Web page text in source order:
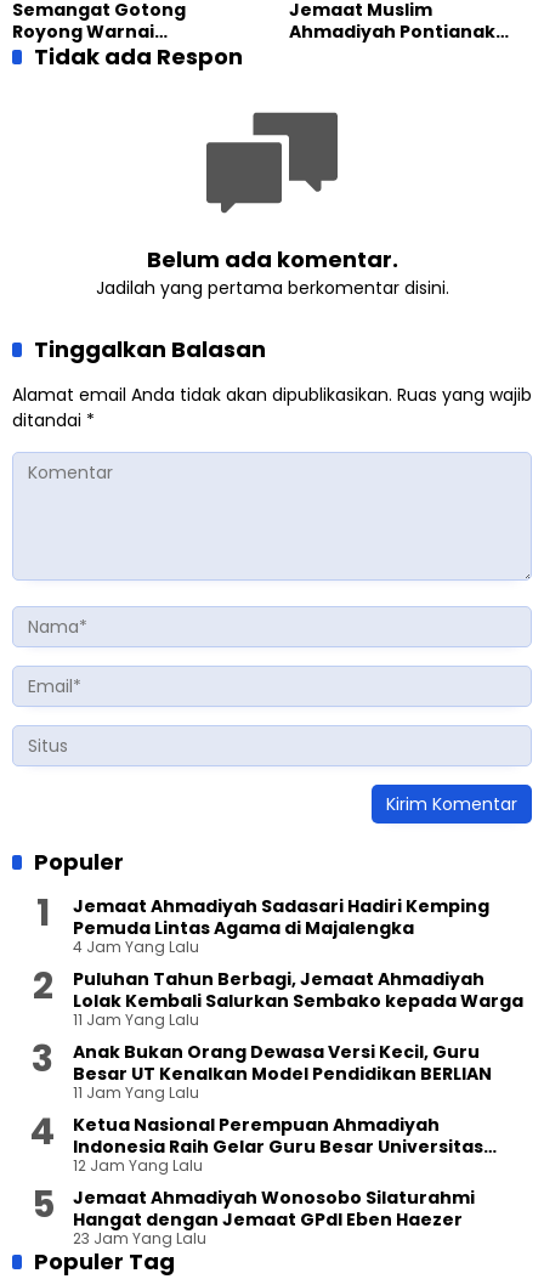
Terbuka
Semangat Gotong
Royong Warnai
Pembangunan Kembali
Jemaat Muslim
Ahmadiyah Pontianak
Tidak ada Respon
Belum ada komentar.
Jadilah yang pertama berkomentar disini.
Tinggalkan Balasan
Alamat email Anda tidak akan dipublikasikan. Ruas yang wajib
ditandai *
Populer
Jemaat Ahmadiyah Sadasari Hadiri Kemping
Pemuda Lintas Agama di Majalengka
4 Jam Yang Lalu
Puluhan Tahun Berbagi, Jemaat Ahmadiyah
Lolak Kembali Salurkan Sembako kepada Warga
11 Jam Yang Lalu
Anak Bukan Orang Dewasa Versi Kecil, Guru
Besar UT Kenalkan Model Pendidikan BERLIAN
11 Jam Yang Lalu
Ketua Nasional Perempuan Ahmadiyah
Indonesia Raih Gelar Guru Besar Universitas
Terbuka
12 Jam Yang Lalu
Jemaat Ahmadiyah Wonosobo Silaturahmi
Hangat dengan Jemaat GPdI Eben Haezer
23 Jam Yang Lalu
Populer Tag